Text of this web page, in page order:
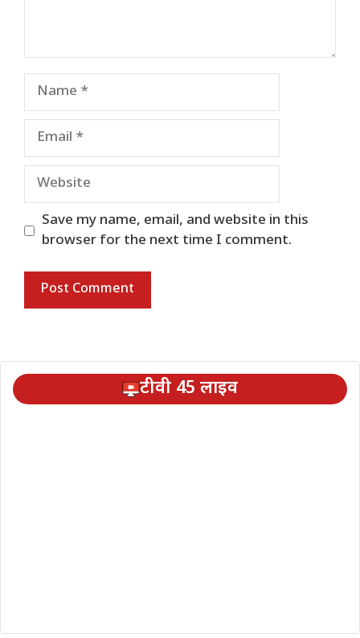
Name
Email
Website
Save my name, email, and website in this
browser for the next time I comment.
टीवी 45 लाइव